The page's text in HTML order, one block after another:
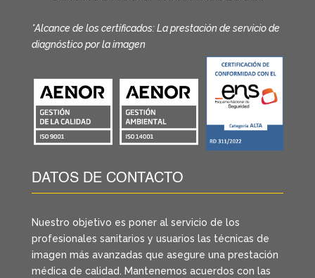
*Alcance de los certificados: La prestación de servicio de
diagnóstico por la imagen
DATOS DE CONTACTO
Nuestro objetivo es poner al servicio de los
profesionales sanitarios y usuarios las técnicas de
imagen más avanzadas que asegure una prestación
médica de calidad. Mantenemos acuerdos con las